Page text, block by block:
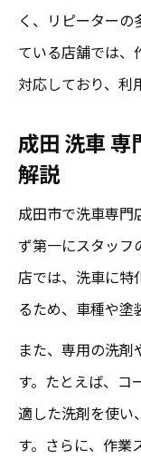
丁寧さ
成田 洗
高評価
口コミ
手洗い洗車
丁寧な
心
口コミ
高評価
安心感
係
く、リピーター
ている店舗では、
対応しており、利
成田 洗車
解説
成田市で洗車専門
ず第一にスタッフ
店では、洗車に特
るため、車種や塗
また、専用の洗
す。たとえば、コ
適した洗剤を使い
す。さらに、作業